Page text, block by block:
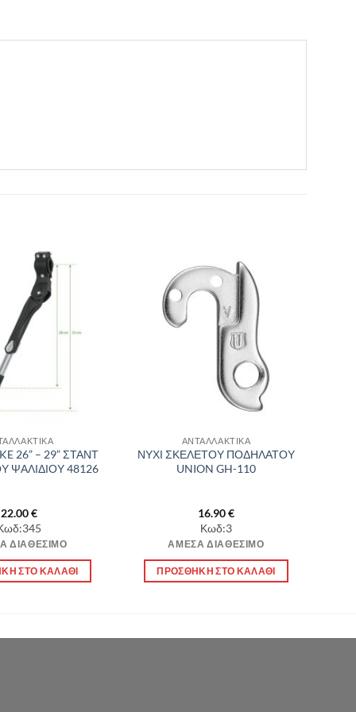
26” – 29” ΣΤΑΝΤ
ΨΑΛΙΔΙΟΥ 48126
22.00€
ΔΙΑΘΈΣΙΜΟ
ΣΤΟ ΚΑΛΆΘΙ
Πρόσθήκη
στην λίστα
επιθυμιών
ΑΝΤΑΛΛΑΚΤΙΚΑ
ΝΥΧΙ ΣΚΕΛΕΤΟΥ ΠΟΔΗΛΑΤΟΥ
UNION GH-110
16.90€
Κωδ:3
ΆΜΕΣΑ ΔΙΑΘΈΣΙΜΟ
ΠΡΟΣΘΉΚΗ ΣΤΟ ΚΑΛΆΘΙ